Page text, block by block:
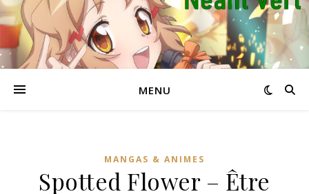
MENU
MANGAS & ANIMES
Spotted Flower – Être